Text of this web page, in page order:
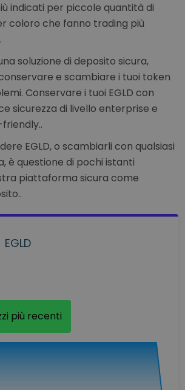
indicati per piccole quantità di
coloro che fanno trading più
soluzione di deposito sicura,
e scambiare i tuoi token
Conservare i tuoi EGLD con
sicurezza di livello enterprise e
EGLD, o scambiarli con qualsiasi
è questione di pochi istanti
piattaforma sicura come
EGLD
più recenti